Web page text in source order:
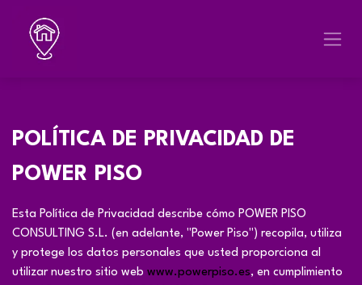
POLÍTICA DE PRIVACIDAD DE
POWER PISO
Esta Política de Privacidad describe cómo POWER PISO
CONSULTING S.L. (en adelante, "Power Piso") recopila, utiliza
y protege los datos personales que usted proporciona al
utilizar nuestro sitio web www.powerpiso.es, en cumplimiento